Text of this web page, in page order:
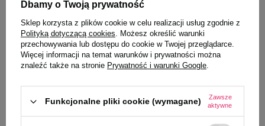
12,35 zł 15,44 zł / kg
- +
Najniższa cena z 30 dni przed
obniżką
14,99 zł -33%
-
Dbamy o Twoją prywatność
Sklep korzysta z plików cookie w celu realizacji usług zgodnie z
Polityką dotyczącą cookies. Możesz określić warunki
przechowywania lub dostępu do cookie w Twojej przeglądarce.
Więcej informacji na temat warunków i prywatności można
znaleźć także na stronie Prywatność i warunki Google.
Funkcjonalne pliki cookie (wymagane)
Zawsze
aktywne